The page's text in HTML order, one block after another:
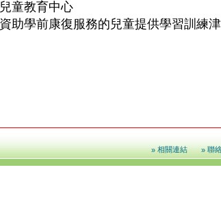
童教育中心
助學前康復服務的兒童提供學習訓練
»聯
»相關連結